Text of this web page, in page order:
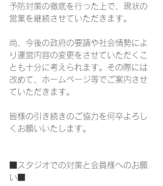
予防対策の徹底を行った上で、現状の
営業を継続させていただきます。
尚、今後の政府の要請や社会情勢によ
り運営内容の変更をさせていただくこ
とも十分に考えられます。その際には
改めて、ホームページ等でご案内させ
ていただきます。
皆様の引き続きのご協力を何卒よろし
くお願いいたします。
■スタジオでの対策と会員様へのお願
い■